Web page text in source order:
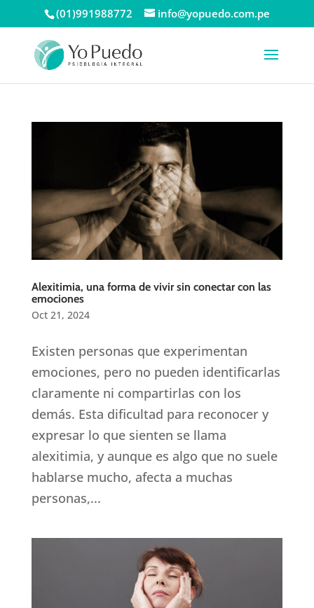
(01)991988772 info@yopuedo.com.pe
Alexitimia, una forma de vivir sin conectar con las
emociones
Oct 21, 2024
Existen personas que experimentan
emociones, pero no pueden identificarlas
claramente ni compartirlas con los
demás. Esta dificultad para reconocer y
expresar lo que sienten se llama
alexitimia, y aunque es algo que no suele
hablarse mucho, afecta a muchas
personas,...